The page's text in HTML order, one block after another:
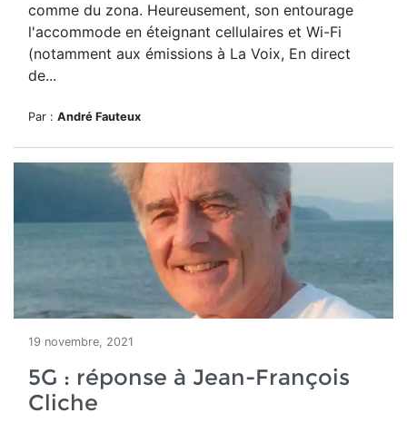
comme du zona. Heureusement, son entourage
l'accommode en éteignant cellulaires et Wi-Fi
(notamment aux émissions à La Voix, En direct
de...
Par : André Fauteux
19 novembre, 2021
5G : réponse à Jean-François
Cliche